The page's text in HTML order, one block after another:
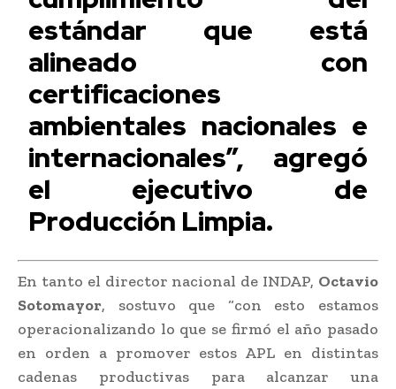
estándar que está
alineado con
certificaciones
ambientales nacionales e
internacionales”, agregó
el ejecutivo de
Producción Limpia.
En tanto el director nacional de INDAP, Octavio
Sotomayor, sostuvo que “con esto estamos
operacionalizando lo que se firmó el año pasado
en orden a promover estos APL en distintas
cadenas productivas para alcanzar una